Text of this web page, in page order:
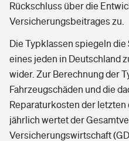
Rückschluss über die
Versicherungsbeitrages zu.
Die Typklassen spiegeln
eines jeden in Deutschland
wider. Zur Berechnung der
Fahrzeugschäden und die
Reparaturkosten der
jährlich wertet der
Versicherungswirtschaft